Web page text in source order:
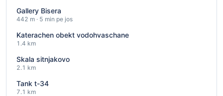
Gallery Bisera
442 m · 5 min pe jos
Katerachen obekt vodohvaschane
1.4 km
Skala sitnjakovo
2.1 km
Tank t-34
7.1 km